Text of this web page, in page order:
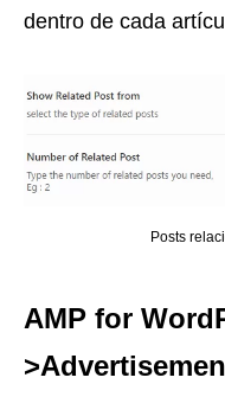
dentro de cada
Posts
AMP for